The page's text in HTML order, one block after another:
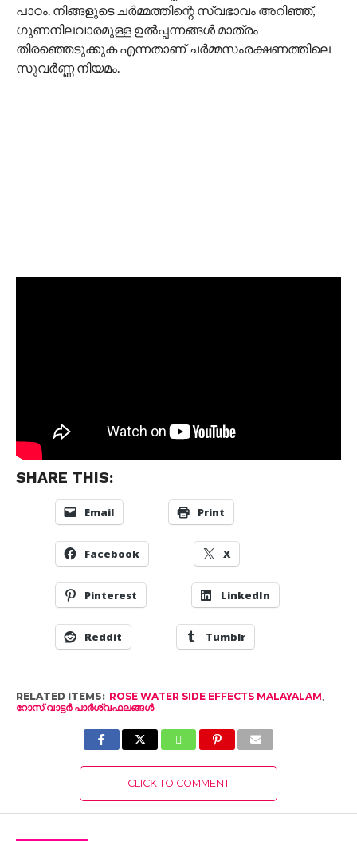
പാഠം. നിങ്ങളുടെ ചർമ്മത്തിന്റെ സ്വഭാവം അറിഞ്ഞ്,
ഗുണനിലവാരമുള്ള ഉൽപ്പന്നങ്ങൾ മാത്രം
തിരഞ്ഞെടുക്കുക എന്നതാണ് ചർമ്മസംരക്ഷണത്തിലെ
സുവർണ്ണ നിയമം.
SHARE THIS:
Email Print
Facebook X
Pinterest LinkedIn
Reddit Tumblr
RELATED ITEMS: ROSE WATER SIDE EFFECTS MALAYALAM,
റോസ് വാട്ടർ പാർശ്വഫലങ്ങൾ
CLICK TO COMMENT